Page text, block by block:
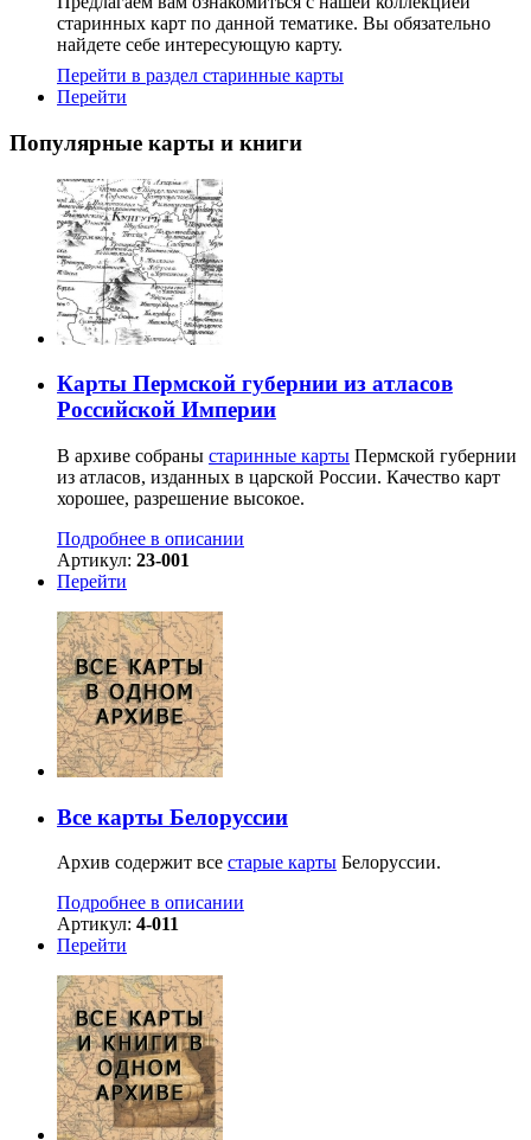
старинных карт по данной тематике. Вы обязательно
найдете себе интересующую карту.
Перейти в раздел старинные карты
Перейти
Популярные карты и книги
Карты Пермской губернии из атласов
Российской Империи
В архиве собраны старинные карты Пермской губернии
из атласов, изданных в царской России. Качество карт
хорошее, разрешение высокое.
Подробнее в описании
Артикул: 23-001
Перейти
Все карты Белоруссии
Архив содержит все старые карты Белоруссии.
Подробнее в описании
Артикул: 4-011
Перейти